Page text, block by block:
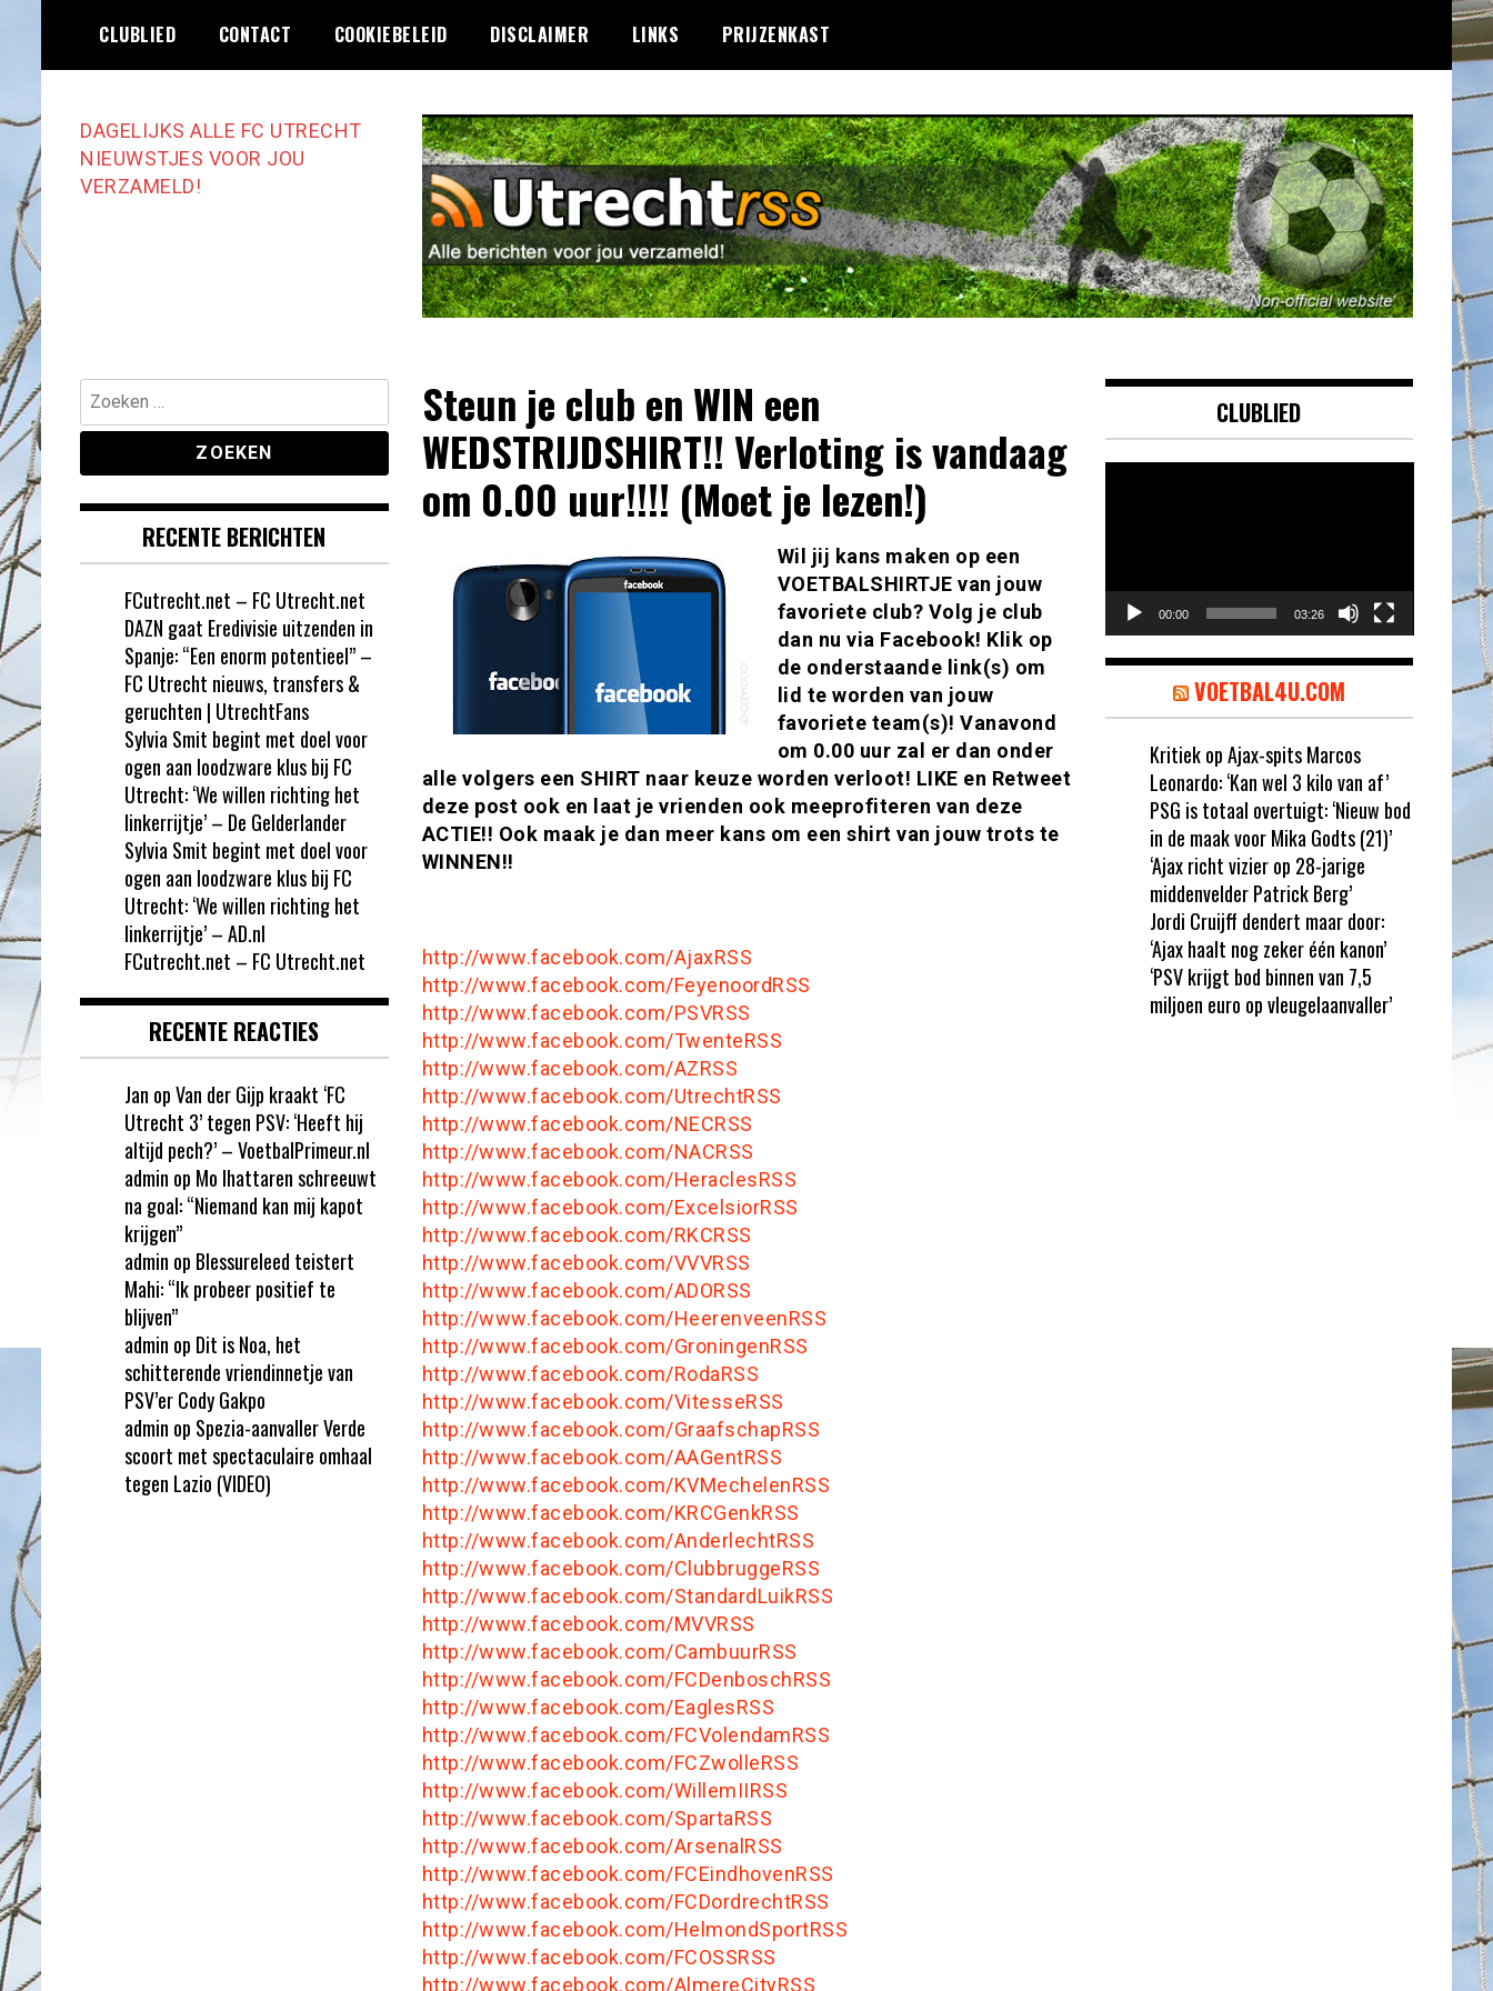
de
CLUBLIED CONTACT COOKIEBELEID DISCLAIMER LINKS PRIJZENKAST
DAGELIJKS ALLE FC UTRECHT
NIEUWSTJES VOOR JOU
VERZAMELD!
Steun je club en WIN een
WEDSTRIJDSHIRT!! Verloting is vandaag
om 0.00 uur!!!! (Moet je lezen!)
Wil jij kans maken op een
VOETBALSHIRTJE van jouw
favoriete club? Volg je club
dan nu via Facebook! Klik op
de onderstaande link(s) om
lid te worden van jouw
favoriete team(s)! Vanavond
om 0.00 uur zal er dan onder
alle volgers een SHIRT naar keuze worden verloot! LIKE en Retweet
deze post ook en laat je vrienden ook meeprofiteren van deze
ACTIE!! Ook maak je dan meer kans om een shirt van jouw trots te
WINNEN!!
http://www.facebook.com/AjaxRSS
http://www.facebook.com/FeyenoordRSS
http://www.facebook.com/PSVRSS
http://www.facebook.com/TwenteRSS
http://www.facebook.com/AZRSS
http://www.facebook.com/UtrechtRSS
http://www.facebook.com/NECRSS
http://www.facebook.com/NACRSS
http://www.facebook.com/HeraclesRSS
http://www.facebook.com/ExcelsiorRSS
http://www.facebook.com/RKCRSS
http://www.facebook.com/VVVRSS
http://www.facebook.com/ADORSS
http://www.facebook.com/HeerenveenRSS
http://www.facebook.com/GroningenRSS
http://www.facebook.com/RodaRSS
http://www.facebook.com/VitesseRSS
http://www.facebook.com/GraafschapRSS
http://www.facebook.com/AAGentRSS
http://www.facebook.com/KVMechelenRSS
http://www.facebook.com/KRCGenkRSS
http://www.facebook.com/AnderlechtRSS
http://www.facebook.com/ClubbruggeRSS
http://www.facebook.com/StandardLuikRSS
http://www.facebook.com/MVVRSS
http://www.facebook.com/CambuurRSS
http://www.facebook.com/FCDenboschRSS
http://www.facebook.com/EaglesRSS
http://www.facebook.com/FCVolendamRSS
http://www.facebook.com/FCZwolleRSS
http://www.facebook.com/WillemIIRSS
http://www.facebook.com/SpartaRSS
http://www.facebook.com/ArsenalRSS
http://www.facebook.com/FCEindhovenRSS
http://www.facebook.com/FCDordrechtRSS
http://www.facebook.com/HelmondSportRSS
http://www.facebook.com/FCOSSRSS
http://www.facebook.com/AlmereCityRSS
Zoeken
naar:
RECENTE BERICHTEN
FCutrecht.net – FC Utrecht.net
DAZN gaat Eredivisie uitzenden in
Spanje: “Een enorm potentieel” –
FC Utrecht nieuws, transfers &
geruchten | UtrechtFans
Sylvia Smit begint met doel voor
ogen aan loodzware klus bij FC
Utrecht: ‘We willen richting het
linkerrijtje’ – De Gelderlander
Sylvia Smit begint met doel voor
ogen aan loodzware klus bij FC
Utrecht: ‘We willen richting het
linkerrijtje’ – AD.nl
FCutrecht.net – FC Utrecht.net
RECENTE REACTIES
Jan opVan der Gijp kraakt ‘FC
Utrecht 3’ tegen PSV: ‘Heeft hij
altijd pech?’ – VoetbalPrimeur.nl
admin op Mo Ihattaren schreeuwt
na goal: “Niemand kan mij kapot
krijgen”
admin op Blessureleed teistert
Mahi: “Ik probeer positief te
blijven”
admin op Dit is Noa, het
schitterende vriendinnetje van
PSV’er Cody Gakpo
admin op Spezia-aanvaller Verde
scoort met spectaculaire omhaal
tegen Lazio (VIDEO)
CLUBLIED
00:00 03:26
VOETBAL4U.COM
Kritiek op Ajax-spits Marcos
Leonardo: ‘Kan wel 3 kilo van af’
PSG is totaal overtuigt: ‘Nieuw bod
in de maak voor Mika Godts (21)’
‘Ajax richt vizier op 28-jarige
middenvelder Patrick Berg’
Jordi Cruijff dendert maar door:
‘Ajax haalt nog zeker één kanon’
‘PSV krijgt bod binnen van 7,5
miljoen euro op vleugelaanvaller’